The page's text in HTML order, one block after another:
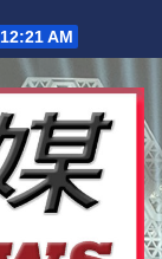
AM